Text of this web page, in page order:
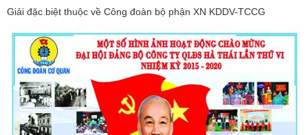
Giải đặc biệt thuộc về Công đoàn bộ phận XN KDDV-TCCG